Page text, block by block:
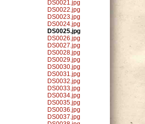
DS0021.jpg
DS0022.jpg
DS0023.jpg
DS0024.jpg
DS0025.jpg
DS0026.jpg
DS0027.jpg
DS0028.jpg
DS0029.jpg
DS0030.jpg
DS0031.jpg
DS0032.jpg
DS0033.jpg
DS0034.jpg
DS0035.jpg
DS0036.jpg
DS0037.jpg